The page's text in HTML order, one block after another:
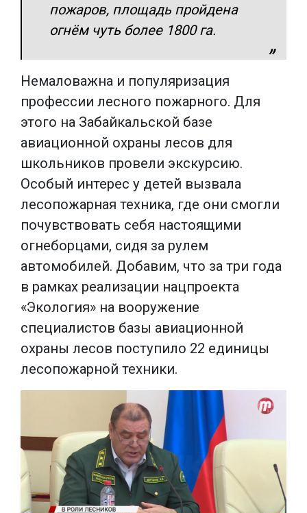
пожаров, площадь пройдена
огнём чуть более 1800 га.
Немаловажна и популяризация
профессии лесного пожарного. Для
этого на Забайкальской базе
авиационной охраны лесов для
школьников провели экскурсию.
Особый интерес у детей вызвала
лесопожарная техника, где они смогли
почувствовать себя настоящими
огнеборцами, сидя за рулем
автомобилей. Добавим, что за три года
в рамках реализации нацпроекта
«Экология» на вооружение
специалистов базы авиационной
охраны лесов поступило 22 единицы
лесопожарной техники.